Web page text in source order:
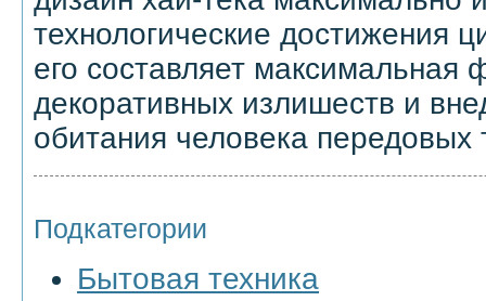
технологические достижения
его составляет максимальная
декоративных излишеств и
обитания человека передовых
Подкатегории
Бытовая техника